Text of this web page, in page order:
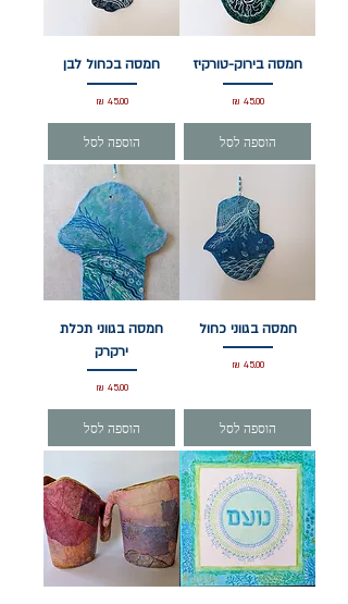
חמסה בירוק-טורקיז
מחיר‏45.00 ‏₪
הוספה לסל
חמסה בכחול לבן
מחיר‏45.00 ‏₪
הוספה לסל
חמסה בגווני כחול
מחיר‏45.00 ‏₪
הוספה לסל
חמסה בגווני תכלת
ירקרק
מחיר‏45.00 ‏₪
הוספה לסל